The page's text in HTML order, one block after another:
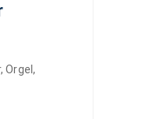
Orgel,